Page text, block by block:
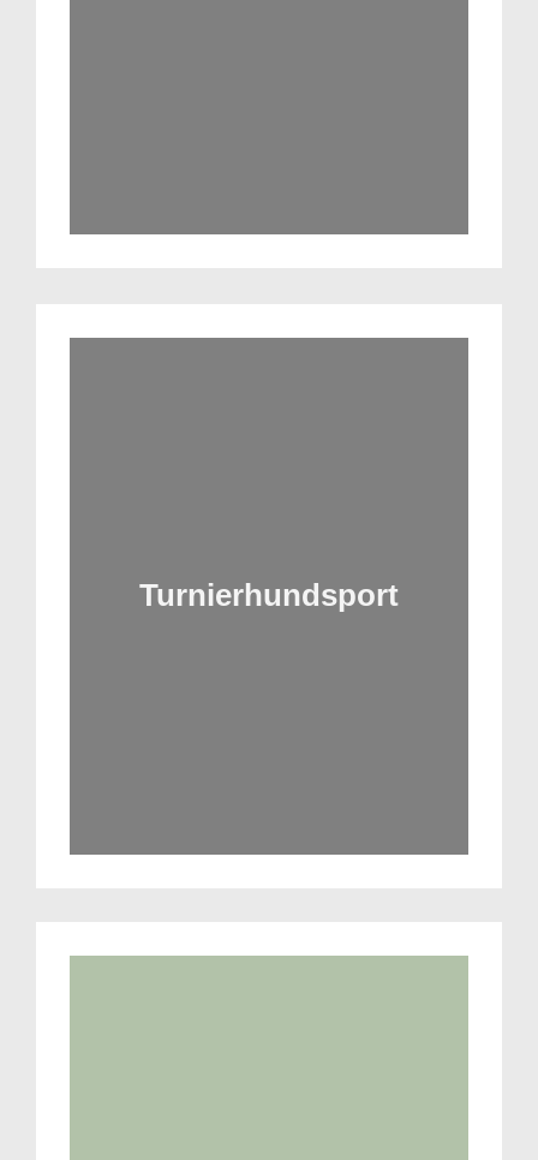
Turnierhundsport